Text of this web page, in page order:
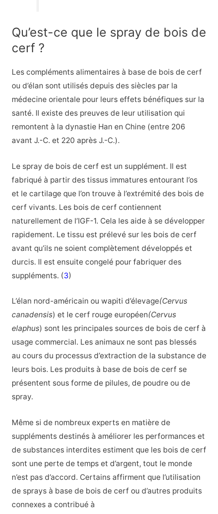
Qu’est-ce que le spray de bois de
cerf ?
Les compléments alimentaires à base de bois de cerf
ou d’élan sont utilisés depuis des siècles par la
médecine orientale pour leurs effets bénéfiques sur la
santé. Il existe des preuves de leur utilisation qui
remontent à la dynastie Han en Chine (entre 206
avant J.-C. et 220 après J.-C.).
Le spray de bois de cerf est un supplément. Il est
fabriqué à partir des tissus immatures entourant l’os
et le cartilage que l’on trouve à l’extrémité des bois de
cerf vivants. Les bois de cerf contiennent
naturellement de l’IGF-1. Cela les aide à se développer
rapidement. Le tissu est prélevé sur les bois de cerf
avant qu’ils ne soient complètement développés et
durcis. Il est ensuite congelé pour fabriquer des
suppléments. (3)
L’élan nord-américain ou wapiti d’élevage(Cervus
canadensis) et le cerf rouge européen(Cervus
elaphus) sont les principales sources de bois de cerf à
usage commercial. Les animaux ne sont pas blessés
au cours du processus d’extraction de la substance de
leurs bois. Les produits à base de bois de cerf se
présentent sous forme de pilules, de poudre ou de
spray.
Même si de nombreux experts en matière de
suppléments destinés à améliorer les performances et
de substances interdites estiment que les bois de cerf
sont une perte de temps et d’argent, tout le monde
n’est pas d’accord. Certains affirment que l’utilisation
de sprays à base de bois de cerf ou d’autres produits
connexes a contribué à